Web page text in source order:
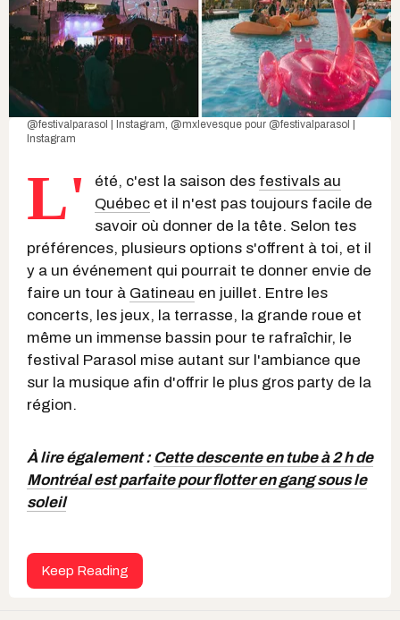
@festivalparasol | Instagram @mxlevesque pour @festivalparasol |
Instagram
L' été, c'est la saison des festivals au
Québec et il n'est pas toujours facile de
savoir où donner de la tête. Selon tes
préférences, plusieurs options s'offrent à toi, et il
y a un événement qui pourrait te donner envie de
faire un tour à Gatineau en juillet. Entre les
concerts, les jeux, la terrasse, la grande roue et
même un immense bassin pour te rafraîchir, le
festival Parasol mise autant sur l'ambiance que
sur la musique afin d'offrir le plus gros party de la
région.
À lire également : Cette descente en tube à 2 h de
Montréal est parfaite pour flotter en gang sous le
soleil
Keep Reading